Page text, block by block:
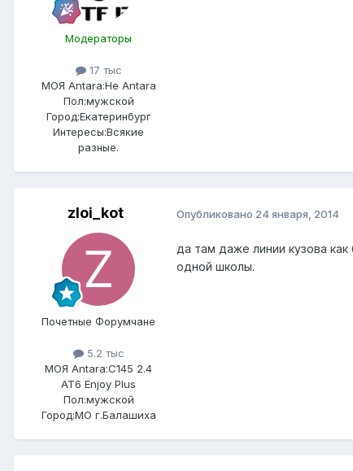
Модераторы
17 тыс
МОЯ Antara:Не Antara
Пол:мужской
Город:Екатеринбург
Интересы:Всякие
разные.
zloi_kot
Почетные Форумчане
5.2 тыс
МОЯ Antara:C145 2.4
AT6 Enjoy Plus
Пол:мужской
Город:МО г.Балашиха
Опубликовано 24 января, 2014
да там даже линии кузова
одной школы.